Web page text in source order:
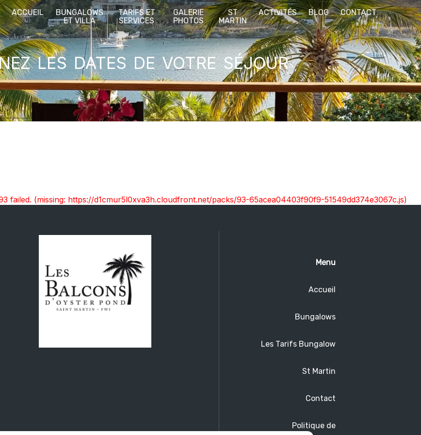
ACCUEIL
BUNGALOWS
ET VILLA
TARIFS ET
SERVICES
GALERIE
PHOTOS
ST
MARTIN
ACTIVITÉS BLOG CONTACT
les dates de votre séjour
failed. (missing: https://d1cmur5l0xva3h.cloudfront.net/packs/93-65acea04403f90f9-51549dd374e3067c.js)
Menu
Accueil
Bungalows
Les Tarifs Bungalow
St Martin
Contact
Politique de